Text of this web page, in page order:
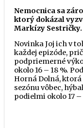
Nemocnica sa
ktorý dokázal
Markízy Sestričky.
Novinka Joj ich v
každej epizóde,
podpriemerné
okolo 16 – 18 %.
Horná Dolná,
sezónu vôbec,
podielmi okolo 17 –